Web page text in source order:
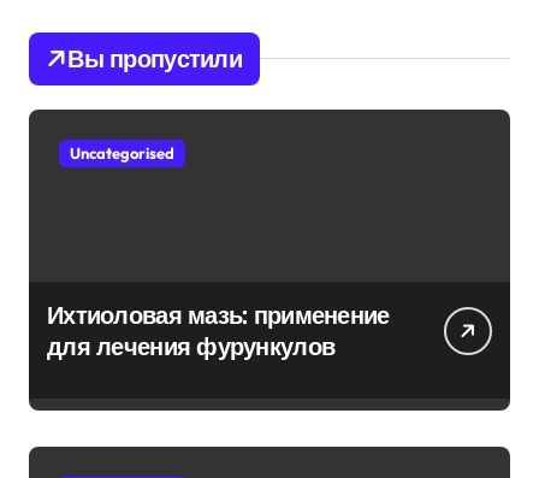
Вы пропустили
Uncategorised
Ихтиоловая мазь: применение
для лечения фурункулов